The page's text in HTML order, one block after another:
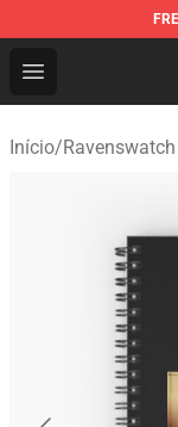
Open menu
Início/